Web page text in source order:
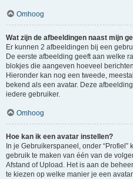
Omhoog
Wat zijn de afbeeldingen naast mijn
Er kunnen 2 afbeeldingen bij een
De eerste afbeelding geeft aan welke
blokjes die aangeven hoeveel
Hieronder kan nog een tweede,
bekend als een avatar. Deze
iedere gebruiker.
Omhoog
Hoe kan ik een avatar instellen?
In je Gebruikerspaneel, onder
gebruik te maken van één van de
Afstand of Upload. Het is aan de
te kiezen op welke manier je een